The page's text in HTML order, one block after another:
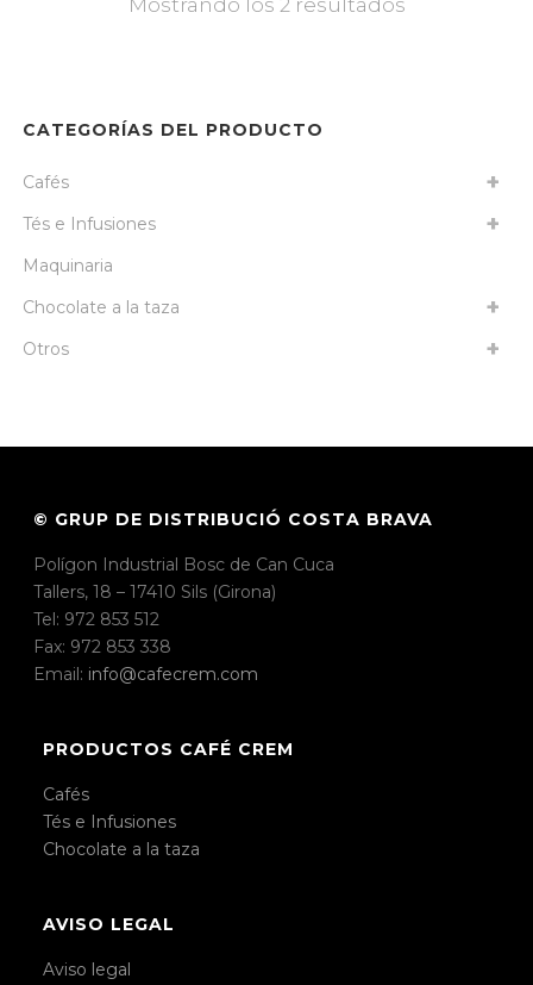
Mostrando los 2 resultados
CATEGORÍAS DEL PRODUCTO
Cafés
Tés e Infusiones
Maquinaria
Chocolate a la taza
Otros
© GRUP DE DISTRIBUCIÓ COSTA BRAVA
Polígon Industrial Bosc de Can Cuca
Tallers, 18 – 17410 Sils (Girona)
Tel: 972 853 512
Fax: 972 853 338
Email: info@cafecrem.com
PRODUCTOS CAFÉ CREM
Cafés
Tés e Infusiones
Chocolate a la taza
AVISO LEGAL
Aviso legal